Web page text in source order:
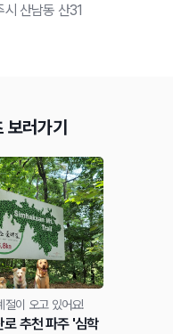
산남동 산31
보러가기
절이 오고 있어요!
로 추천 파주 '심학